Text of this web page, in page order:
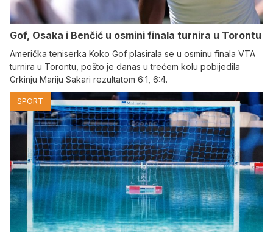
Gof, Osaka i Benčić u osmini finala turnira u Torontu
Američka teniserka Koko Gof plasirala se u osminu finala VTA
turnira u Torontu, pošto je danas u trećem kolu pobijedila
Grkinju Mariju Sakari rezultatom 6:1, 6:4.
SPORT